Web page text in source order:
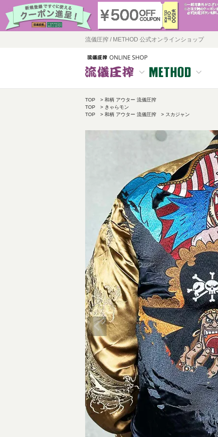
流儀圧搾 / METHOD 公式オンラインショップ
TOP
和柄 アウター 流儀圧搾
TOP
きゃらモン
TOP
和柄 アウター 流儀圧搾 スカジャン